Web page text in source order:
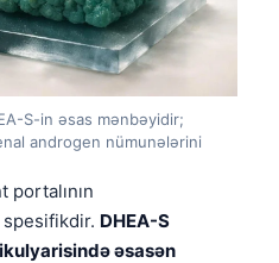
S-in əsas mənbəyidir;
androgen nümunələrini
portalının
DHEA-S
əsasən